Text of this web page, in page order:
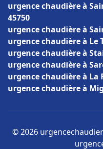
urgence chaudière à
45750
urgence chaudière à
urgence chaudière à Le
urgence chaudière à
urgence chaudière à
urgence chaudière à La
urgence chaudière à
© 2026